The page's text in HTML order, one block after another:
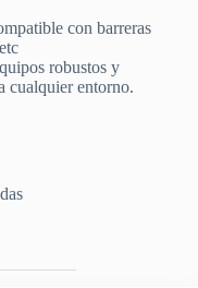
con barreras
robustos y
cualquier entorno.